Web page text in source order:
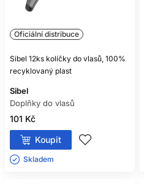
Oficiální distribuce
Sibel 12ks kolíčky do vlasů, 100%
recyklovaný plast
Sibel
Doplňky do vlasů
101 Kč
Koupit
Skladem ㅤ